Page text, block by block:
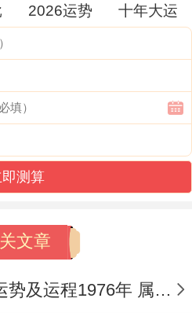
鼠女性来说2026年的
起伏，冲太岁的力量
明显，既有新的可能
战。
但需明辨是非
出现的桃花质量参差
密而热情或复杂关
一年遇到的感情，往
2026运势 十年大运
即测算
文章
属龙的人2026年的运势及运程1976年 属龙的人2026年运势及运程详解